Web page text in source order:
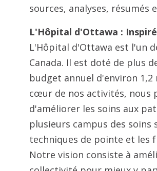
sources, analyses,
L'Hôpital d'Ottawa :
L'Hôpital d'Ottawa est l'un
Canada. Il est doté de plus
budget annuel d'environ
cœur de nos activités, nous
d'améliorer les soins aux
plusieurs campus des
techniques de pointe et les
Notre vision consiste à